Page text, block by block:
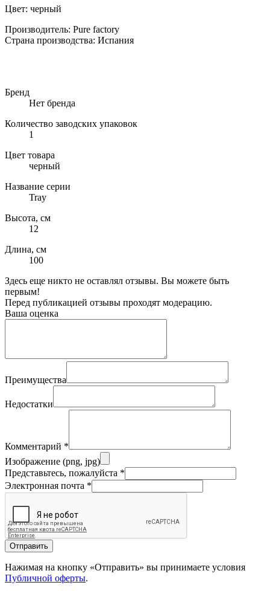
Цвет: черный
Производитель: Pure factory
Страна производства: Испания
Бренд
Нет бренда
Количество заводских упаковок
1
Цвет товара
черный
Название серии
Tray
Высота, см
12
Длина, см
100
Здесь еще никто не оставлял отзывы. Вы можете быть
первым!
Перед публикацией отзывы проходят модерацию.
Ваша оценка
Преимущества
Недостатки
Комментарий *
Изображение (png, jpg)
Представьтесь, пожалуйста *
Электронная почта *
Отправить
Нажимая на кнопку «Отправить» вы принимаете условия
Публичной оферты.